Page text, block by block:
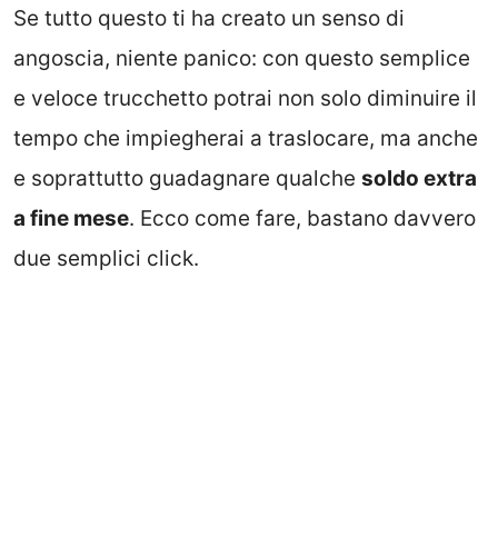
Se tutto questo ti ha creato un senso di
angoscia, niente panico: con questo semplice
e veloce trucchetto potrai non solo diminuire il
tempo che impiegherai a traslocare, ma anche
e soprattutto guadagnare qualche soldo extra
a fine mese. Ecco come fare, bastano davvero
due semplici click.